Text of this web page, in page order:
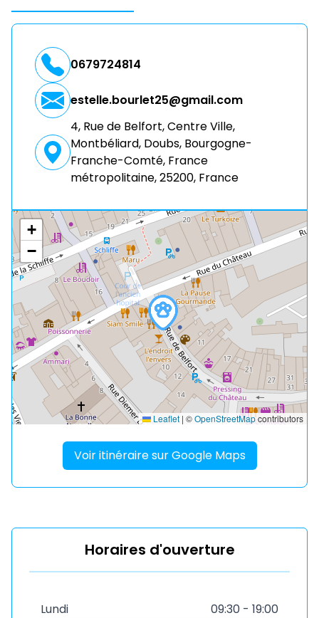
0679724814
estelle.bourlet25@gmail.com
4, Rue de Belfort, Centre Ville,
Montbéliard, Doubs, Bourgogne-
Franche-Comté, France
métropolitaine, 25200, France
+
−
Leaflet | ©OpenStreetMapcontributors
Voir itinéraire sur Google Maps
Horaires d'ouverture
Lundi 09:30 - 19:00